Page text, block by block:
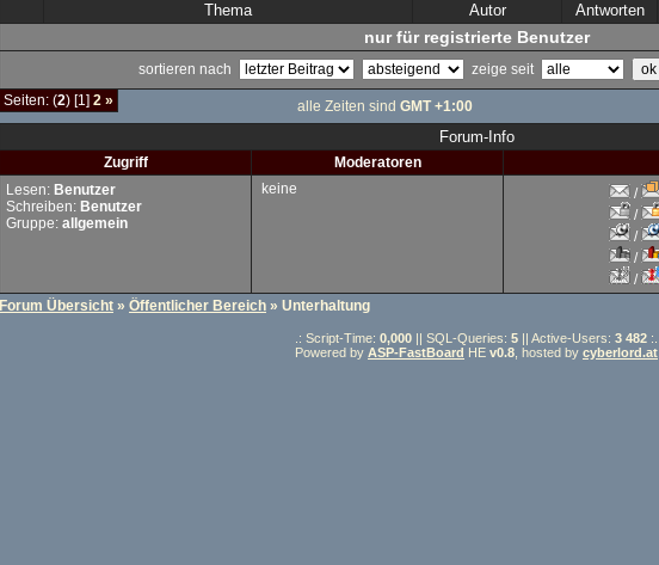
Thema Autor Antworten
nur für registrierte Benutzer
sortieren nach
zeige seit
Seiten: (2) [1] 2 » alle Zeiten sind GMT +1:00
Forum-Info
Zugriff Moderatoren
Lesen: Benutzer
Schreiben: Benutzer
Gruppe: allgemein
keine /
/
/
/
/
Forum Übersicht » Öffentlicher Bereich » Unterhaltung
.: Script-Time: 0,000 || SQL-Queries: 5 || Active-Users: 3 482 :.
Powered by ASP-FastBoard HE v0.8 , hosted by cyberlord.at